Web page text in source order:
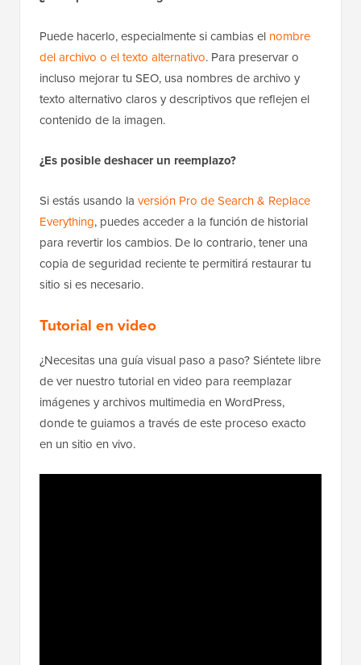
Puede hacerlo, especialmente si cambias el nombre
del archivo o el texto alternativo. Para preservar o
incluso mejorar tu SEO, usa nombres de archivo y
texto alternativo claros y descriptivos que reflejen el
contenido de la imagen.
¿Es posible deshacer un reemplazo?
Si estás usando la versión Pro de Search & Replace
Everything, puedes acceder a la función de historial
para revertir los cambios. De lo contrario, tener una
copia de seguridad reciente te permitirá restaurar tu
sitio si es necesario.
Tutorial en video
¿Necesitas una guía visual paso a paso? Siéntete libre
de ver nuestro tutorial en video para reemplazar
imágenes y archivos multimedia en WordPress,
donde te guiamos a través de este proceso exacto
en un sitio en vivo.